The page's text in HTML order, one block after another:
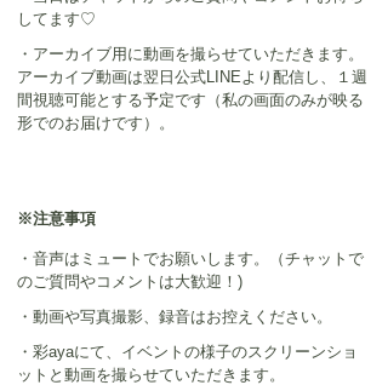
してます♡
・アーカイブ用に動画を撮らせていただきます。
アーカイブ動画は翌日公式LINEより配信し、１週
間視聴可能とする予定です（私の画面のみが映る
形でのお届けです）。
※注意事項
・音声はミュートでお願いします。（チャットで
のご質問やコメントは大歓迎！)
・動画や写真撮影、録音はお控えください。
・彩ayaにて、イベントの様子のスクリーンショ
ットと動画を撮らせていただきます。